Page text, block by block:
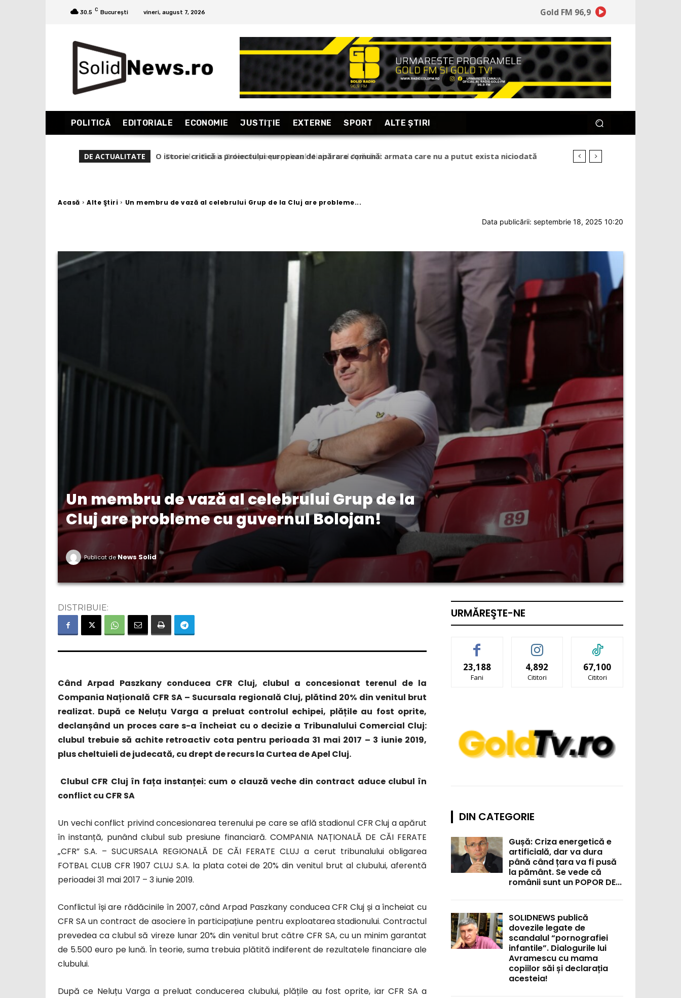
30.5 C București vineri, august 7, 2026 Gold FM 96,9
POLITICĂ EDITORIALE ECONOMIE JUSTIŢIE EXTERNE SPORT ALTE ŞTIRI
DE ACTUALITATE De ce l-a demis Zelenski pe popularul Ministru al Apărării
Acasă Alte Ştiri Un membru de vază al celebrului Grup de la Cluj are probleme...
Data publicării: septembrie 18, 2025 10:20
Un membru de vază al celebrului Grup de la
Cluj are probleme cu guvernul Bolojan!
Publicat deNews Solid
DISTRIBUIE:
Când Arpad Paszkany conducea CFR Cluj, clubul a concesionat terenul de la
Compania Națională CFR SA – Sucursala regională Cluj, plătind 20% din venitul brut
realizat. După ce Neluțu Varga a preluat controlul echipei, plățile au fost oprite,
declanșând un proces care s-a încheiat cu o decizie a Tribunalului Comercial Cluj:
clubul trebuie să achite retroactiv cota pentru perioada 31 mai 2017 – 3 iunie 2019,
plus cheltuieli de judecată, cu drept de recurs la Curtea de Apel Cluj.
Clubul CFR Cluj în fața instanței: cum o clauză veche din contract aduce clubul în
conflict cu CFR SA
Un vechi conflict privind concesionarea terenului pe care se află stadionul CFR Cluj a apărut
în instanță, punând clubul sub presiune financiară. COMPANIA NAȚIONALĂ DE CĂI FERATE
„CFR” S.A. – SUCURSALA REGIONALĂ DE CĂI FERATE CLUJ a cerut tribunalului obligarea
FOTBAL CLUB CFR 1907 CLUJ S.A. la plata cotei de 20% din venitul brut al clubului, aferentă
perioadei 31 mai 2017 – 3 iunie 2019.
Conflictul își are rădăcinile în 2007, când Arpad Paszkany conducea CFR Cluj și a încheiat cu
CFR SA un contract de asociere în participațiune pentru exploatarea stadionului. Contractul
prevedea ca clubul să vireze lunar 20% din venitul brut către CFR SA, cu un minim garantat
de 5.500 euro pe lună. În teorie, suma trebuia plătită indiferent de rezultatele financiare ale
clubului.
După ce Neluțu Varga a preluat conducerea clubului, plățile au fost oprite, iar CFR SA a
URMĂREŞTE-NE
23,188
Fani
4,892
Cititori
67,100
Cititori
DIN CATEGORIE
Gușă: Criza energetică e
artificială, dar va dura
până când țara va fi pusă
la pământ. Se vede că
românii sunt un POPOR DE...
SOLIDNEWS publică
dovezile legate de
scandalul “pornografiei
infantile”. Dialogurile lui
Avramescu cu mama
copiilor săi și declarația
acesteia!